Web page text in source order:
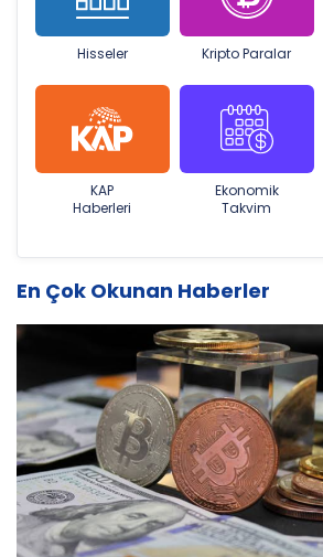
Hisseler Kripto Paralar
KAP
Haberleri
Ekonomik
Takvim
En Çok Okunan Haberler